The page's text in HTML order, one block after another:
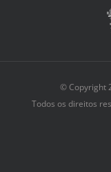
© Copyright
Todos os direitos